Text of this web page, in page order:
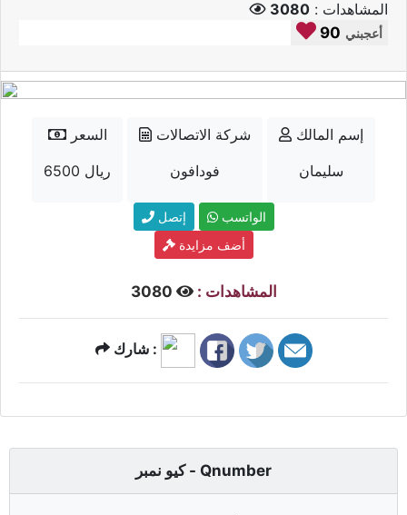
المشاهدات : 3080
90 أعجبني
السعر
6500 ريال
شركة الاتصالات
فودافون
إسم المالك
سليمان
إتصل
الواتسب
أضف مزايدة
المشاهدات :
شارك :
كيو نمبر - Qnumber